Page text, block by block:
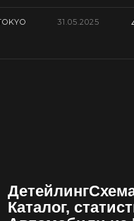
31.05.2025
Детейлинг
Каталог,